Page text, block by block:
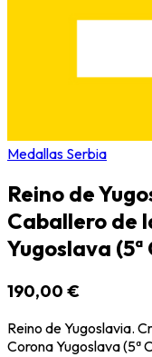
Medallas Serbia
Reino de
Caballero de
Yugoslava (5ª
190,00 €
Reino de Yugoslavia.
Corona Yugoslava (5ª